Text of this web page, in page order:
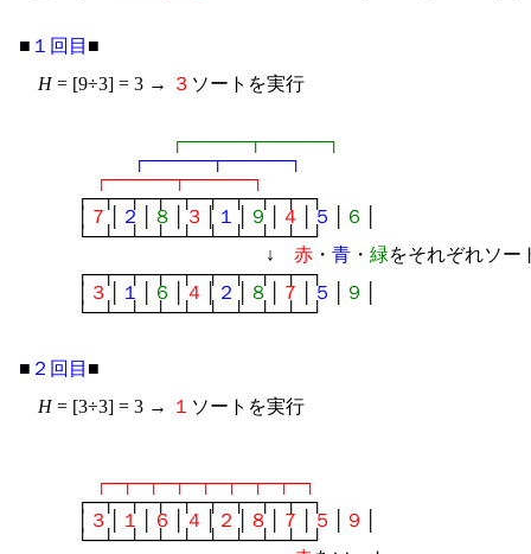
■ １回目 ■
H = [9÷3] = 3 → ３ ソートを実行
┌─────┬─────┐
┌─────┬─────┐
┌─────┬─────┐
┌─┬─┬─┬─┬─┬─┬─┬─┬─┐
│ ７ │ ２ ８ ３ │ １ │ ９ ４ ５ ６
└─┴─┴─┴─┴─┴─┴─┴─┴─┘
↓ 赤 ・ 青 ・ 緑をそれぞれソー
┌─┬─┬─┬─┬─┬─┬─┬─┬─┐
│ ３│ １ ６ ４ │ ２ │ ８ ７ ５ ９
└─┴─┴─┴─┴─┴─┴─┴─┴─┘
■ ２回目 ■
H = [3÷3] = 3 → １ ソートを実行
┌─┬─┬─┬─┬─┬─┬─┬─┐
┌─┬─┬─┬─┬─┬─┬─┬─┬─┐
│ ３│ １ ６ ４ │ ２ │ ８ ７ ５ ９
└─┴─┴─┴─┴─┴─┴─┴─┴─┘